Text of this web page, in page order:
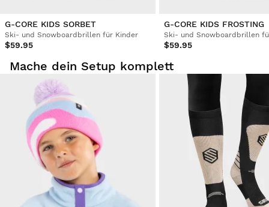
Habe das Produkt nicht bewertet!!!
War diese Bewertung hilfreich? Ja Melden Teilen
1 2 ... 14
G-CORE KIDS SORBET
Ski- und Snowboardbrillen für Kinder
$59.95
G-CORE KIDS FROSTING
Ski- und Snowboardbrillen
$59.95
Mache dein Setup komplett